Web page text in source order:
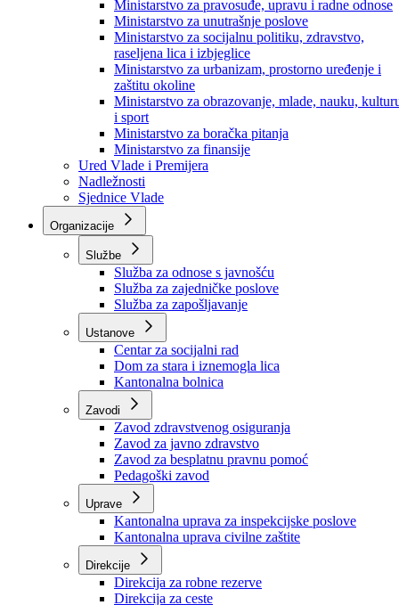
Ministarstva
Ministarstvo za privredu
Ministarstvo za pravosuđe, upravu i radne odnose
Ministarstvo za unutrašnje poslove
Ministarstvo za socijalnu politiku, zdravstvo,
raseljena lica i izbjeglice
Ministarstvo za urbanizam, prostorno uređenje i
zaštitu okoline
Ministarstvo za obrazovanje, mlade, nauku,
i sport
Ministarstvo za boračka pitanja
Ministarstvo za finansije
Ured Vlade i Premijera
Nadležnosti
Sjednice Vlade
Organizacije
Službe
Služba za odnose s javnošću
Služba za zajedničke poslove
Služba za zapošljavanje
Ustanove
Centar za socijalni rad
Dom za stara i iznemogla lica
Kantonalna bolnica
Zavodi
Zavod zdravstvenog osiguranja
Zavod za javno zdravstvo
Zavod za besplatnu pravnu pomoć
Pedagoški zavod
Kantonalna uprava za inspekcijske poslove
Kantonalna uprava civilne zaštite